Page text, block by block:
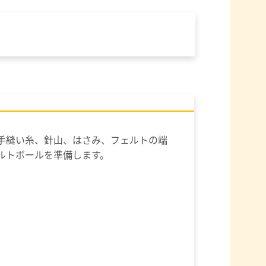
縫い糸、針山、はさみ、フェルトの端
ボールを準備します。